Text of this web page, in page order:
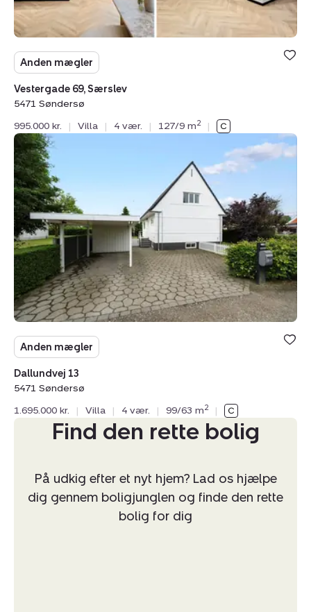
Anden mægler
Vestergade 69, Særslev
5471 Søndersø
995.000 kr.
| Villa | 4 vær. | 127/9 m2 |
Villa:
Dallundvej
13,
5471
Søndersø
Anden mægler
Dallundvej 13
5471 Søndersø
1.695.000 kr.
| Villa | 4 vær. | 99/63 m2 |
Find den rette bolig
På udkig efter et nyt hjem? Lad os hjælpe
dig gennem boligjunglen og finde den rette
bolig for dig